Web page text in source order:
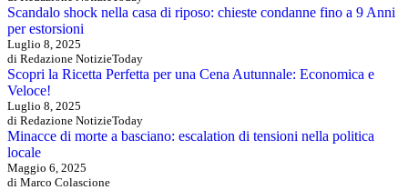
Scandalo shock nella casa di riposo: chieste condanne fino a 9 Anni
per estorsioni
Luglio 8, 2025
di Redazione NotizieToday
Scopri la Ricetta Perfetta per una Cena Autunnale: Economica e
Veloce!
Luglio 8, 2025
di Redazione NotizieToday
Minacce di morte a basciano: escalation di tensioni nella politica
locale
Maggio 6, 2025
di Marco Colascione